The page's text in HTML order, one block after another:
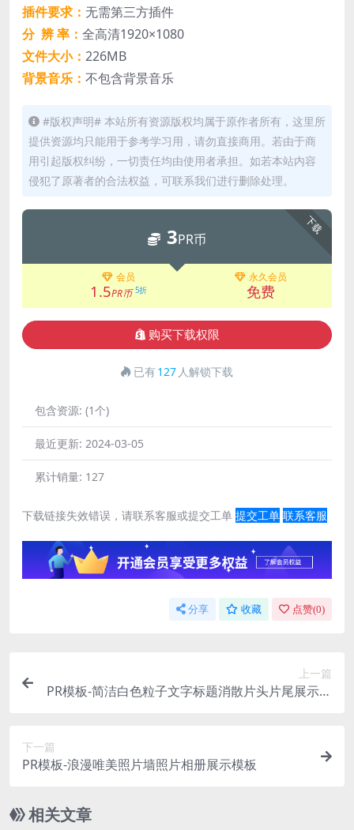
插件要求： 无需第三方插件
分 辨 率： 全高清1920×1080
文件大小： 226MB
背景音乐： 不包含背景音乐
#版权声明# 本站所有资源版权均属于原作者所有，这里所
提供资源均只能用于参考学习用，请勿直接商用。若由于商
用引起版权纠纷，一切责任均由使用者承担。如若本站内容
侵犯了原著者的合法权益，可联系我们进行删除处理。
下载
3PR币
会员
1.5PR币 5折
永久会员
免费
购买下载权限
已有127 人解锁下载
包含资源: (1个)
最近更新: 2024-03-05
累计销量: 127
下载链接失效错误，请联系客服或提交工单 提交工单 联系客服
分享 收藏 点赞(0)
上一篇
PR模板-简洁白色粒子文字标题消散片头片尾展示模
下一篇
PR模板-浪漫唯美照片墙照片相册展示模板
相关文章